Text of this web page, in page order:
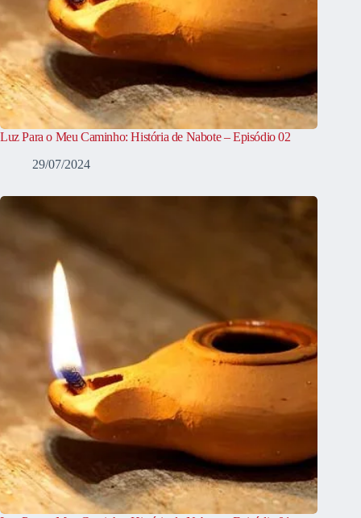
Luz Para o Meu Caminho: História de Nabote – Episódio 02
29/07/2024